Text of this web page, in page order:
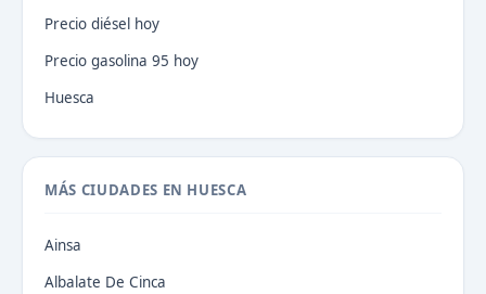
Precio diésel hoy
Precio gasolina 95 hoy
Huesca
MÁS CIUDADES EN HUESCA
Ainsa
Albalate De Cinca